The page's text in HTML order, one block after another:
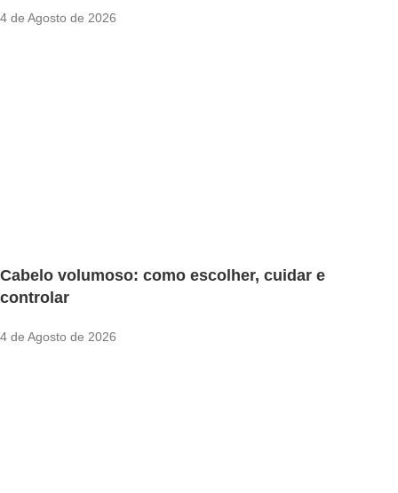
4 de Agosto de 2026
Cabelo volumoso: como escolher, cuidar e
controlar
4 de Agosto de 2026